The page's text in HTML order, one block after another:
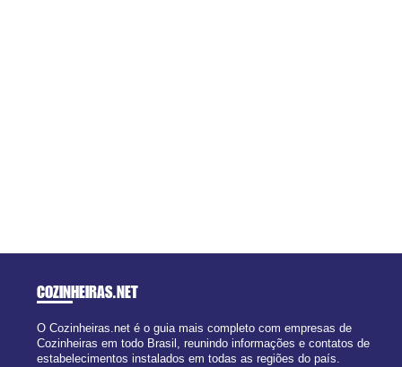
COZINHEIRAS.NET
O Cozinheiras.net é o guia mais completo com empresas de
Cozinheiras em todo Brasil, reunindo informações e contatos de
estabelecimentos instalados em todas as regiões do país.